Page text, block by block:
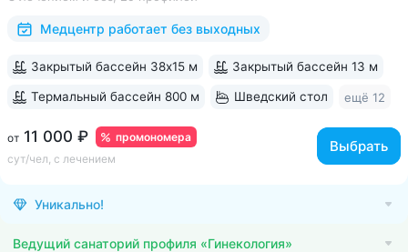
Расположен в уединенном...
Медцентр работает без выходных
промономера
от 11 000 ₽
сут/чел, с лечением
Выбрать
Закрытый бассейн 38х15 м Закрытый бассейн 13 м
Термальный бассейн 800 м Шведский стол ещё 12
Уникально!
Ведущий санаторий профиля «Гинекология»